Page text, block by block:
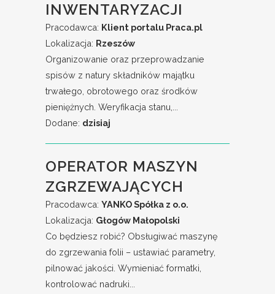
INWENTARYZACJI
Pracodawca: Klient portalu Praca.pl
Lokalizacja: Rzeszów
Organizowanie oraz przeprowadzanie
spisów z natury składników majątku
trwałego, obrotowego oraz środków
pieniężnych. Weryfikacja stanu,...
Dodane: dzisiaj
OPERATOR MASZYN
ZGRZEWAJĄCYCH
Pracodawca: YANKO Spółka z o.o.
Lokalizacja: Głogów Małopolski
Co będziesz robić? Obsługiwać maszynę
do zgrzewania folii – ustawiać parametry,
pilnować jakości. Wymieniać formatki,
kontrolować nadruki...